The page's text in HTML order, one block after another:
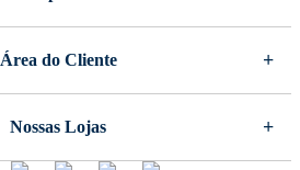
Área do Cliente
Nossas Lojas